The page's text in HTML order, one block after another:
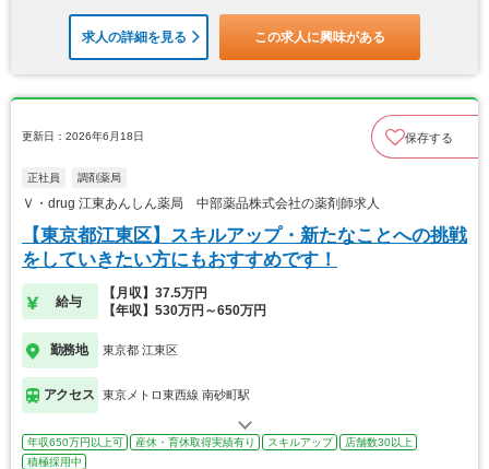
求人の詳細を見る この求人に興味がある
更新日：2026年6月18日 保存する
正社員 調剤薬局
Ｖ・drug 江東あんしん薬局 中部薬品株式会社の薬剤師求人
【東京都江東区】スキルアップ・新たなことへの挑戦
をしていきたい方にもおすすめです！
給与
【月収】37.5万円
【年収】530万円～650万円
勤務地 東京都 江東区
アクセス 東京メトロ東西線 南砂町駅
年収650万円以上可 産休・育休取得実績有り スキルアップ
店舗数30以上
積極採用中